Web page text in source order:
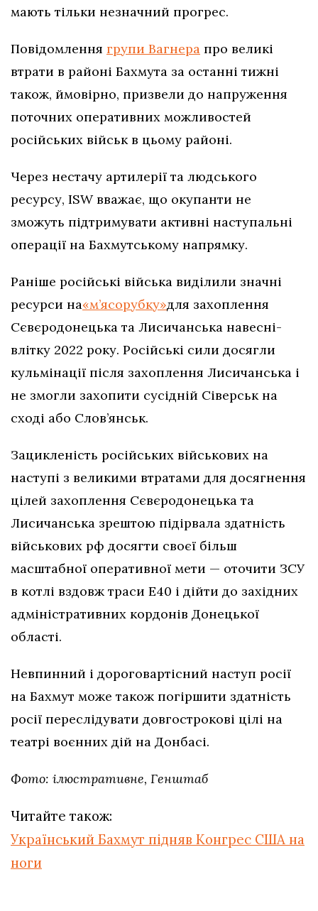
мають тільки незначний прогрес.
Повідомлення групи Вагнера про великі
втрати в районі Бахмута за останні тижні
також, ймовірно, призвели до напруження
поточних оперативних можливостей
російських військ в цьому районі.
Через нестачу артилерії та людського
ресурсу, ISW вважає, що окупанти не
зможуть підтримувати активні наступальні
операції на Бахмутському напрямку.
Раніше російські війська виділили значні
ресурси на«м’ясорубку»для захоплення
Сєвєродонецька та Лисичанська навесні-
влітку 2022 року. Російські сили досягли
кульмінації після захоплення Лисичанська і
не змогли захопити сусідній Сіверськ на
сході або Слов’янськ.
Зацикленість російських військових на
наступі з великими втратами для досягнення
цілей захоплення Сєвєродонецька та
Лисичанська зрештою підірвала здатність
військових рф досягти своєї більш
масштабної оперативної мети — оточити ЗСУ
в котлі вздовж траси Е40 і дійти до західних
адміністративних кордонів Донецької
області.
Невпинний і дороговартісний наступ росії
на Бахмут може також погіршити здатність
росії переслідувати довгострокові цілі на
театрі воєнних дій на Донбасі.
Фото: ілюстративне, Генштаб
Читайте також:
Український Бахмут підняв Конгрес США на
ноги